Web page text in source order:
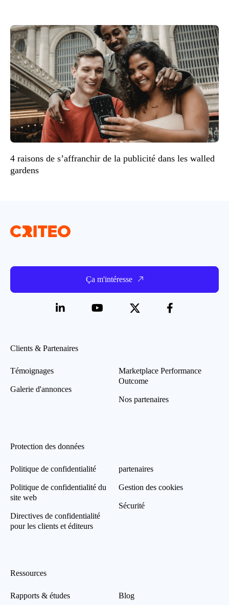
4 raisons de s’affranchir de la publicité dans les walled
gardens
Ça m'intéresse
Clients & Partenaires
Témoignages
Galerie d'annonces
Marketplace Performance
Outcome
Nos partenaires
Protection des données
Politique de confidentialité
Politique de confidentialité du
site web
Directives de confidentialité
pour les clients et éditeurs
partenaires
Gestion des cookies
Sécurité
Ressources
Rapports & études Blog